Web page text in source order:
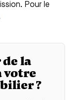
Pour le
la
votre
?